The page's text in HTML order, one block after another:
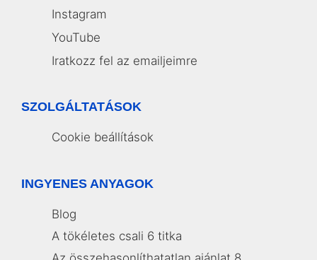
Instagram
YouTube
Iratkozz fel az emailjeimre
SZOLGÁLTATÁSOK
Cookie beállítások
INGYENES ANYAGOK
Blog
A tökéletes csali 6 titka